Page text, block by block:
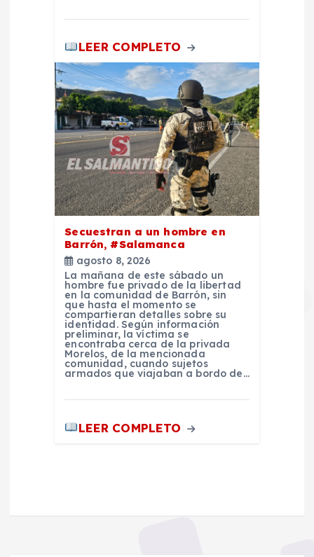
LEER COMPLETO
Secuestran a un hombre en
Barrón, #Salamanca
agosto 8, 2026
La mañana de este sábado un
hombre fue privado de la libertad
en la comunidad de Barrón, sin
que hasta el momento se
compartieran detalles sobre su
identidad. Según información
preliminar, la víctima se
encontraba cerca de la privada
Morelos, de la mencionada
comunidad, cuando sujetos
armados que viajaban a bordo de…
LEER COMPLETO